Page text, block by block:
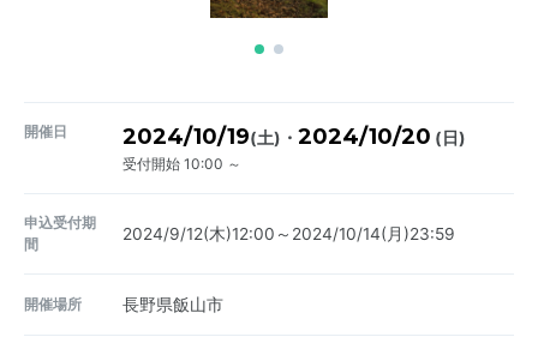
開催日 2024/10/19(土) ・ 2024/10/20 (日)
受付開始 10:00 ～
申込受付期
間
2024/9/12(木)12:00～2024/10/14(月)23:59
開催場所 長野県飯山市